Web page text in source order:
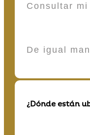
Consultar
De igual
¿Dónde están